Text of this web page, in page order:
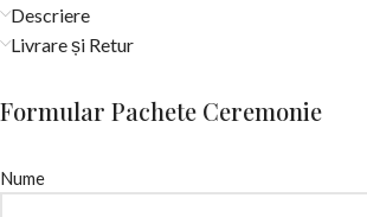
Descriere
Livrare și Retur
Formular Pachete Ceremonie
Nume